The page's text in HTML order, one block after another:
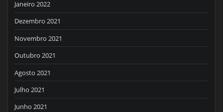
Janeiro 2022
Dezembro 2021
Novembro 2021
Outubro 2021
Agosto 2021
Julho 2021
Junho 2021